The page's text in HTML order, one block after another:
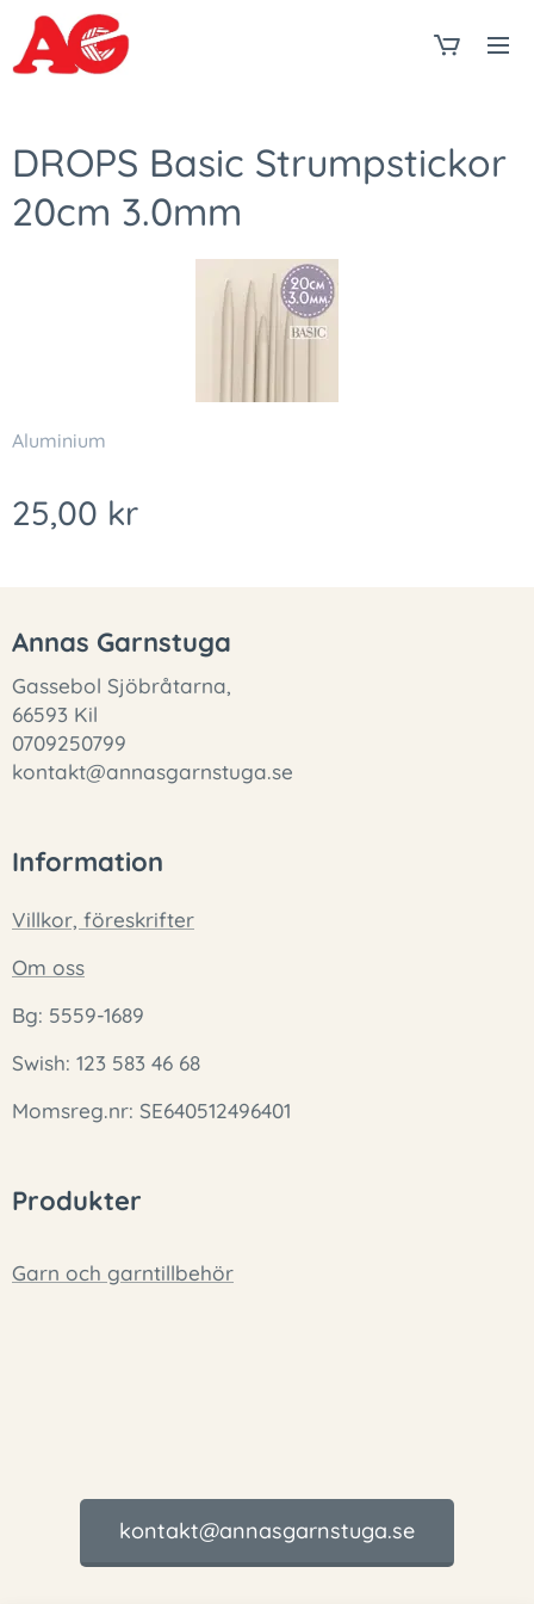
DROPS Basic Strumpstickor
20cm 3.0mm
Aluminium
25,00 kr
Annas Garnstuga
Gassebol Sjöbråtarna,
66593 Kil
0709250799
kontakt@annasgarnstuga.se
Information
Villkor, föreskrifter
Om oss
Bg: 5559-1689
Swish: 123 583 46 68
Momsreg.nr: SE640512496401
Produkter
Garn och garntillbehör
kontakt@annasgarnstuga.se